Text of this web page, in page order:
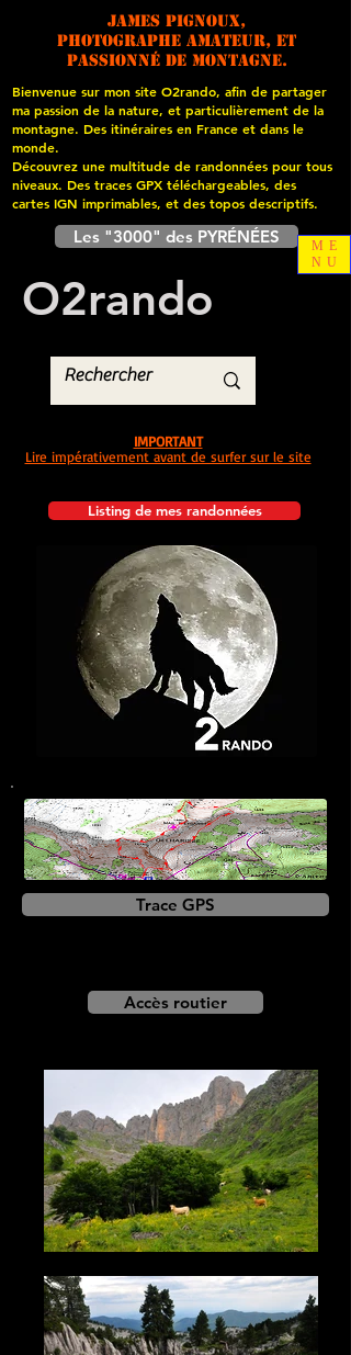
James PIGNOUX,
photographe amateur, et
passionné de montagne.
Bienvenue sur mon site O2rando, afin de partager
ma passion de la nature, et particulièrement de la
montagne. Des itinéraires en France et dans le
monde.
Découvrez une multitude de randonnées pour tous
niveaux. Des traces GPX téléchargeables, des
cartes IGN imprimables, et des topos descriptifs.
Les "3000" des PYRÉNÉES
O2rando
Listing de mes randonnées
IMPORTANT
Lire impérativement avant de surfer sur le site
ME
NU
Trace GPS
Accès routier